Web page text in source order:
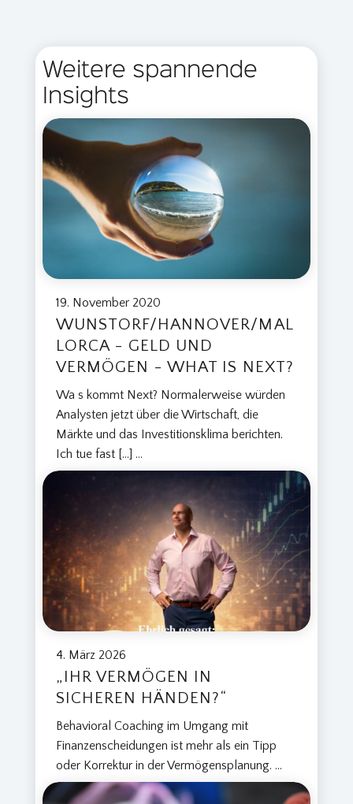
Weitere spannende
Insights
19. November 2020
WUNSTORF/HANNOVER/MAL
LORCA - GELD UND
VERMÖGEN - WHAT IS NEXT?
Wa s kommt Next? Normalerweise würden
Analysten jetzt über die Wirtschaft, die
Märkte und das Investitionsklima berichten.
Ich tue fast […] ...
4. März 2026
„IHR VERMÖGEN IN
SICHEREN HÄNDEN?“
Behavioral Coaching im Umgang mit
Finanzenscheidungen ist mehr als ein Tipp
oder Korrektur in der Vermögensplanung. ...